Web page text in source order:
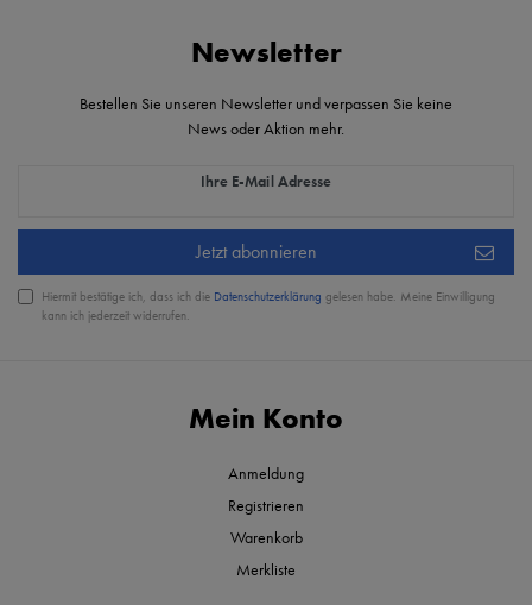
Mein Konto
Anmeldung
Registrieren
Warenkorb
Merkliste
Newsletter
Bestellen Sie unseren Newsletter und verpassen Sie keine
News oder Aktion mehr.
Ihre E-Mail Adresse
Newsletter Honig
Jetzt abonnieren
Hiermit bestätige ich, dass ich die Daten­schutz­erklärung gelesen habe. Meine Einwilligung
kann ich jederzeit widerrufen.